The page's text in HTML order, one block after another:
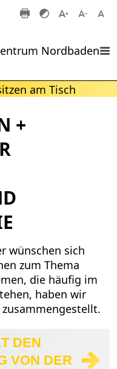
Nordbaden
+
wünschen sich
zum Thema
die häufig im
haben wir
DEN
DER H